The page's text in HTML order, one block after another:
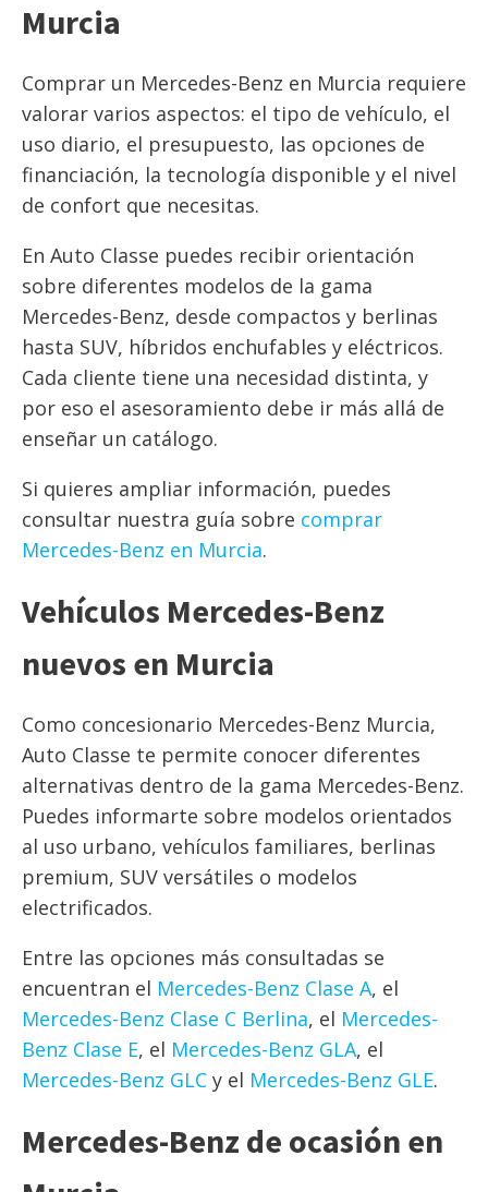
Murcia
Comprar un Mercedes-Benz en Murcia requiere
valorar varios aspectos: el tipo de vehículo, el
uso diario, el presupuesto, las opciones de
financiación, la tecnología disponible y el nivel
de confort que necesitas.
En Auto Classe puedes recibir orientación
sobre diferentes modelos de la gama
Mercedes-Benz, desde compactos y berlinas
hasta SUV, híbridos enchufables y eléctricos.
Cada cliente tiene una necesidad distinta, y
por eso el asesoramiento debe ir más allá de
enseñar un catálogo.
Si quieres ampliar información, puedes
consultar nuestra guía sobre comprar
Mercedes-Benz en Murcia.
Vehículos Mercedes-Benz
nuevos en Murcia
Como concesionario Mercedes-Benz Murcia,
Auto Classe te permite conocer diferentes
alternativas dentro de la gama Mercedes-Benz.
Puedes informarte sobre modelos orientados
al uso urbano, vehículos familiares, berlinas
premium, SUV versátiles o modelos
electrificados.
Entre las opciones más consultadas se
encuentran el Mercedes-Benz Clase A, el
Mercedes-Benz Clase C Berlina, el Mercedes-
Benz Clase E, el Mercedes-Benz GLA, el
Mercedes-Benz GLC y el Mercedes-Benz GLE.
Mercedes-Benz de ocasión en